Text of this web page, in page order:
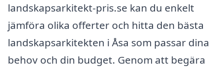
landskapsarkitekt-pris.se kan du enkelt
jämföra olika offerter och hitta den bästa
landskapsarkitekten i Åsa som passar dina
behov och din budget. Genom att begära